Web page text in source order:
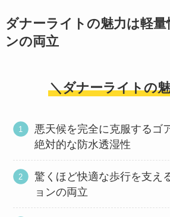
ダナーライトの魅力は軽量
ンの両立
＼ダナーライトの
悪天候を完全に克服するゴ
絶対的な防水透湿性
驚くほど快適な歩行を支え
ョンの両立